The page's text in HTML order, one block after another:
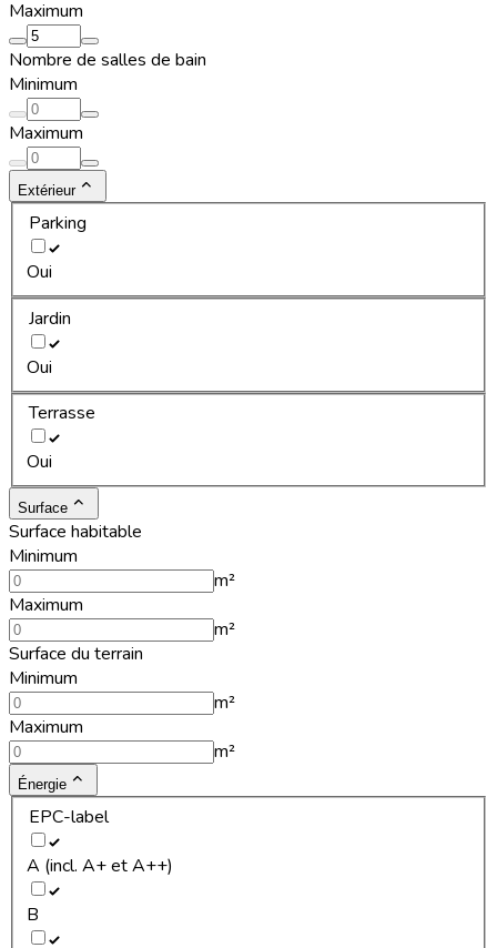
Maximum
Nombre de salles de bain
Minimum
Maximum
Extérieur
Parking
Oui
Jardin
Oui
Terrasse
Oui
Surface
Surface habitable
Minimum
m²
Maximum
m²
Surface du terrain
Minimum
m²
Maximum
m²
Énergie
EPC-label
A (incl. A+ et A++)
B